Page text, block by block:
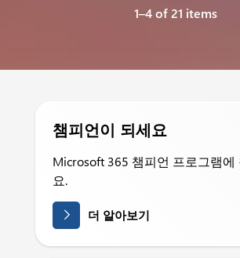
1–4 of 21 items
챔피언이 되세요
Microsoft 365 챔피언 프로그램에
요.
더 알아보기